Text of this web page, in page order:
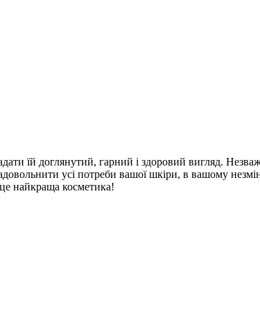
їй доглянутий, гарний і здоровий вигляд.
усі потреби вашої шкіри, в вашому
найкраща косметика!